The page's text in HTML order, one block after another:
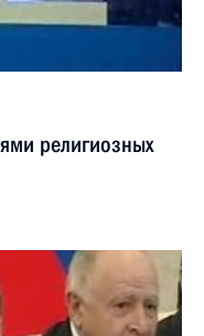
религиозных